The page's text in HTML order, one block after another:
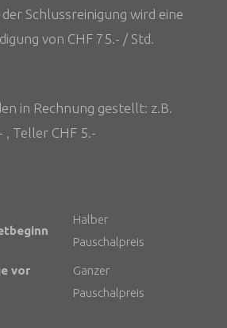
Schlussreinigung wird eine
von CHF 75.- / Std.
in Rechnung gestellt: z.B.
, Teller CHF 5.-
Halber
Pauschalpreis
vor
Ganzer
Pauschalpreis